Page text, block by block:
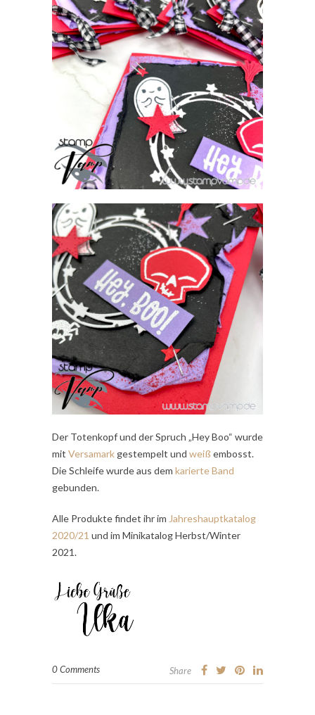
Der Totenkopf und der Spruch „Hey Boo“ wurde
mit Versamark gestempelt und weiß embosst.
Die Schleife wurde aus dem karierte Band
gebunden.
Alle Produkte findet ihr im Jahreshauptkatalog
2020/21 und im Minikatalog Herbst/Winter
2021.
0 Comments Share